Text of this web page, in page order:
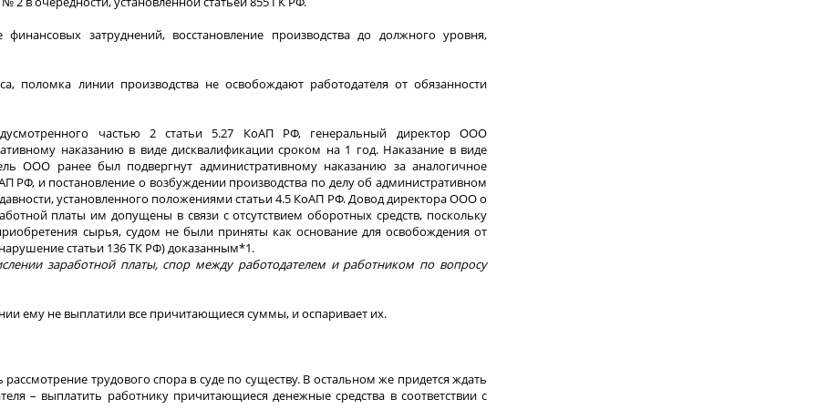
затруднений, восстановление производства до должного уровня,
поломка линии производства не освобождают работодателя от обязанности
частью 2 статьи 5.27 КоАП РФ, генеральный директор ООО
наказанию в виде дисквалификации сроком на 1 год. Наказание в виде
ООО ранее был подвергнут административному наказанию за аналогичное
РФ, и постановление о возбуждении производства по делу об административном
установленного положениями статьи 4.5 КоАП РФ. Довод директора ООО о
платы им допущены в связи с отсутствием оборотных средств, поскольку
сырья, судом не были приняты как основание для освобождения от
статьи 136 ТК РФ) доказанным*1.
заработной платы, спор между работодателем и работником по вопросу
ему не выплатили все причитающиеся суммы, и оспаривает их.
трудового спора в суде по существу. В остальном же придется ждать
– выплатить работнику причитающиеся денежные средства в соответствии с